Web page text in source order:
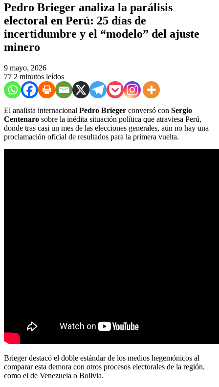
Pedro Brieger analiza la parálisis
electoral en Perú: 25 días de
incertidumbre y el “modelo” del ajuste
minero
9 mayo, 2026
77 2 minutos leídos
El analista internacional Pedro Brieger conversó con Sergio
Centenaro sobre la inédita situación política que atraviesa Perú,
donde tras casi un mes de las elecciones generales, aún no hay una
proclamación oficial de resultados para la primera vuelta.
Brieger destacó el doble estándar de los medios hegemónicos al
comparar esta demora con otros procesos electorales de la región,
como el de Venezuela o Bolivia.